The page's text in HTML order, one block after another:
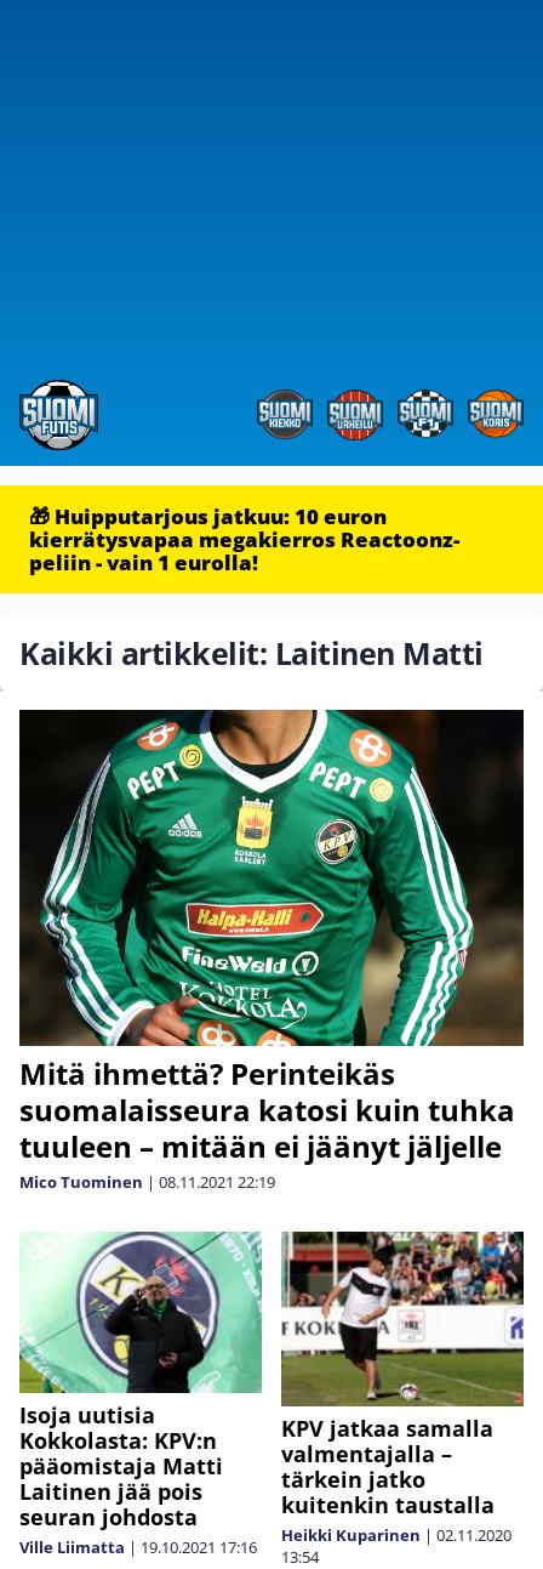
🎁 Huipputarjous jatkuu: 10 euron
kierrätysvapaa megakierros Reactoonz-
peliin - vain 1 eurolla!
Kaikki artikkelit: Laitinen Matti
Mitä ihmettä? Perinteikäs
suomalaisseura katosi kuin tuhka
tuuleen – mitään ei jäänyt jäljelle
Mico Tuominen | 08.11.2021 22:19
Isoja uutisia
Kokkolasta: KPV:n
pääomistaja Matti
Laitinen jää pois
seuran johdosta
Ville Liimatta | 19.10.2021 17:16
KPV jatkaa samalla
valmentajalla –
tärkein jatko
kuitenkin taustalla
Heikki Kuparinen | 02.11.2020
13:54